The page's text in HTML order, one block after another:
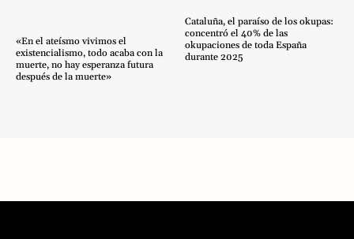
«En el ateísmo vivimos el
existencialismo, todo acaba con la
muerte, no hay esperanza futura
después de la muerte»
Cataluña, el paraíso de los okupas:
concentró el 40% de las
okupaciones de toda España
durante 2025